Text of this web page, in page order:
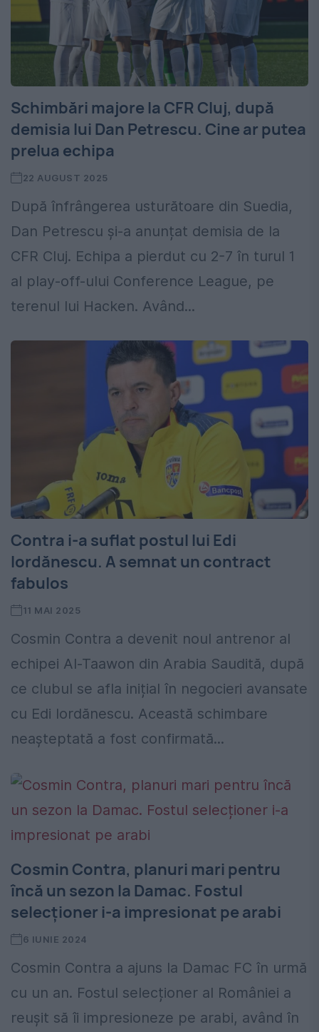
Schimbări majore la CFR Cluj, după
demisia lui Dan Petrescu. Cine ar putea
prelua echipa
22 AUGUST 2025
După înfrângerea usturătoare din Suedia,
Dan Petrescu și-a anunțat demisia de la
CFR Cluj. Echipa a pierdut cu 2-7 în turul 1
al play-off-ului Conference League, pe
terenul lui Hacken. Având...
Contra i-a suflat postul lui Edi
Iordănescu. A semnat un contract
fabulos
11 MAI 2025
Cosmin Contra a devenit noul antrenor al
echipei Al-Taawon din Arabia Saudită, după
ce clubul se afla inițial în negocieri avansate
cu Edi Iordănescu. Această schimbare
neașteptată a fost confirmată...
Cosmin Contra, planuri mari pentru
încă un sezon la Damac. Fostul
selecționer i-a impresionat pe arabi
6 IUNIE 2024
Cosmin Contra a ajuns la Damac FC în urmă
cu un an. Fostul selecționer al României a
reușit să îi impresioneze pe arabi, având în